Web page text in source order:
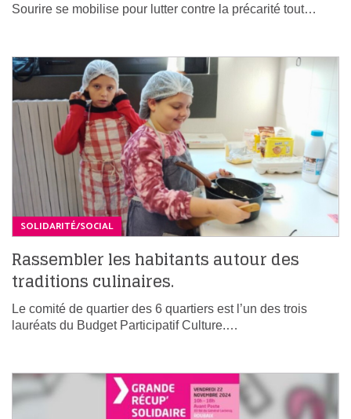
Sourire se mobilise pour lutter contre la précarité tout…
SOLIDARITÉ/SOCIAL
Rassembler les habitants autour des
traditions culinaires.
Le comité de quartier des 6 quartiers est l’un des trois
lauréats du Budget Participatif Culture.…